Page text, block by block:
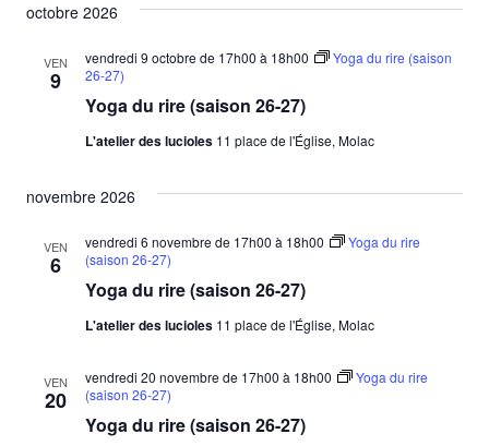
octobre 2026
VEN
9
Yoga du rire (saison 26-27)
vendredi 9 octobre de 17h00 à 18h00
Yoga du rire (saison
26-27)
L'atelier des lucioles 11 place de l'Église, Molac
novembre 2026
VEN
6
Yoga du rire (saison 26-27)
vendredi 6 novembre de 17h00 à 18h00
Yoga du rire
(saison 26-27)
L'atelier des lucioles 11 place de l'Église, Molac
VEN
20
Yoga du rire (saison 26-27)
vendredi 20 novembre de 17h00 à 18h00
Yoga du rire
(saison 26-27)